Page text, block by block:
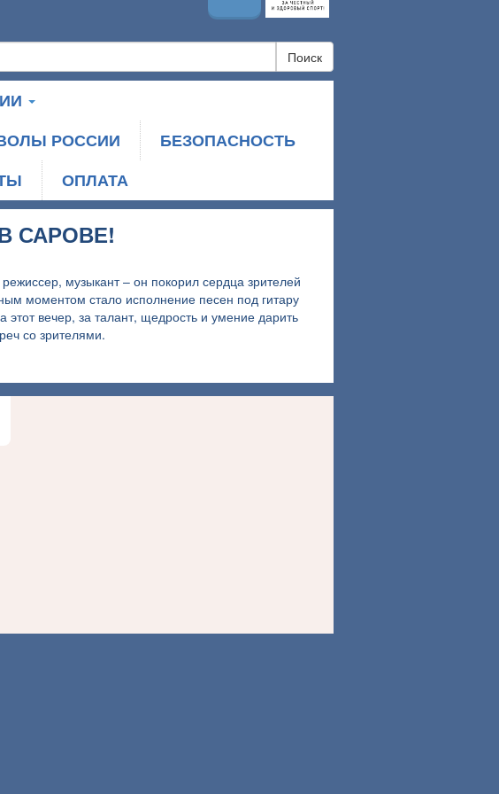
Поиск
РОССИИ
БЕЗОПАСНОСТЬ
ОПЛАТА
САРОВЕ!
музыкант – он покорил сердца зрителей
моментом стало исполнение песен под гитару
вечер, за талант, щедрость и умение дарить
со зрителями.